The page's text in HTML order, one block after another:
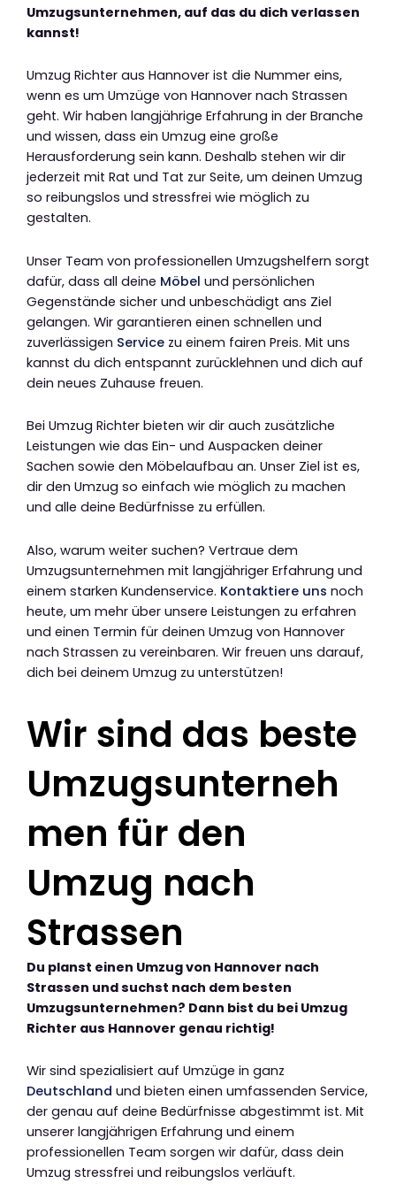
Umzugsunternehmen, auf das du dich verlassen
kannst!
Umzug Richter aus Hannover ist die Nummer eins,
wenn es um Umzüge von Hannover nach Strassen
geht. Wir haben langjährige Erfahrung in der Branche
und wissen, dass ein Umzug eine große
Herausforderung sein kann. Deshalb stehen wir dir
jederzeit mit Rat und Tat zur Seite, um deinen Umzug
so reibungslos und stressfrei wie möglich zu
gestalten.
Unser Team von professionellen Umzugshelfern sorgt
dafür, dass all deine Möbel und persönlichen
Gegenstände sicher und unbeschädigt ans Ziel
gelangen. Wir garantieren einen schnellen und
zuverlässigen Service zu einem fairen Preis. Mit uns
kannst du dich entspannt zurücklehnen und dich auf
dein neues Zuhause freuen.
Bei Umzug Richter bieten wir dir auch zusätzliche
Leistungen wie das Ein- und Auspacken deiner
Sachen sowie den Möbelaufbau an. Unser Ziel ist es,
dir den Umzug so einfach wie möglich zu machen
und alle deine Bedürfnisse zu erfüllen.
Also, warum weiter suchen? Vertraue dem
Umzugsunternehmen mit langjähriger Erfahrung und
einem starken Kundenservice. Kontaktiere uns noch
heute, um mehr über unsere Leistungen zu erfahren
und einen Termin für deinen Umzug von Hannover
nach Strassen zu vereinbaren. Wir freuen uns darauf,
dich bei deinem Umzug zu unterstützen!
Wir sind das beste
Umzugsunterneh
men für den
Umzug nach
Strassen
Du planst einen Umzug von Hannover nach
Strassen und suchst nach dem besten
Umzugsunternehmen? Dann bist du bei Umzug
Richter aus Hannover genau richtig!
Wir sind spezialisiert auf Umzüge in ganz
Deutschland und bieten einen umfassenden Service,
der genau auf deine Bedürfnisse abgestimmt ist. Mit
unserer langjährigen Erfahrung und einem
professionellen Team sorgen wir dafür, dass dein
Umzug stressfrei und reibungslos verläuft.